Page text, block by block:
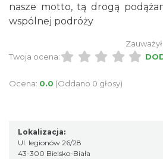
nasze motto, tą drogą
wspólnej podróży
Twoja ocena:
Ocena: 0.0 (Oddano 0 głosy)
Lokalizacja:
Ul. legionów 26/28
43-300 Bielsko-Biała